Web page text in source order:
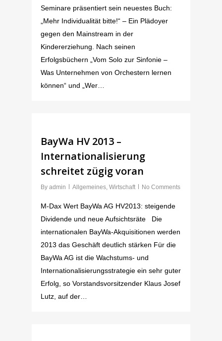
Seminare präsentiert sein neuestes Buch:
„Mehr Individualität bitte!“ – Ein Plädoyer
gegen den Mainstream in der
Kindererziehung. Nach seinen
Erfolgsbüchern „Vom Solo zur Sinfonie –
Was Unternehmen von Orchestern lernen
können“ und „Wer…
BayWa HV 2013 –
Internationalisierung
schreitet zügig voran
By admin Allgemeines, Wirtschaft No Comments
M-Dax Wert BayWa AG HV2013: steigende
Dividende und neue Aufsichtsräte Die
internationalen BayWa-Akquisitionen werden
2013 das Geschäft deutlich stärken Für die
BayWa AG ist die Wachstums- und
Internationalisierungsstrategie ein sehr guter
Erfolg, so Vorstandsvorsitzender Klaus Josef
Lutz, auf der…